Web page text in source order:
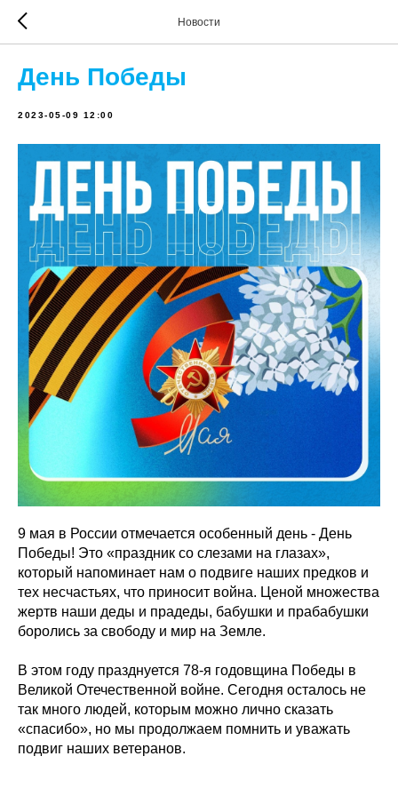
Новости
День Победы
2023-05-09 12:00
9 мая в России отмечается особенный день - День
Победы! Это «праздник со слезами на глазах»,
который напоминает нам о подвиге наших предков и
тех несчастьях, что приносит война. Ценой множества
жертв наши деды и прадеды, бабушки и прабабушки
боролись за свободу и мир на Земле.
В этом году празднуется 78-я годовщина Победы в
Великой Отечественной войне. Сегодня осталось не
так много людей, которым можно лично сказать
«спасибо», но мы продолжаем помнить и уважать
подвиг наших ветеранов.